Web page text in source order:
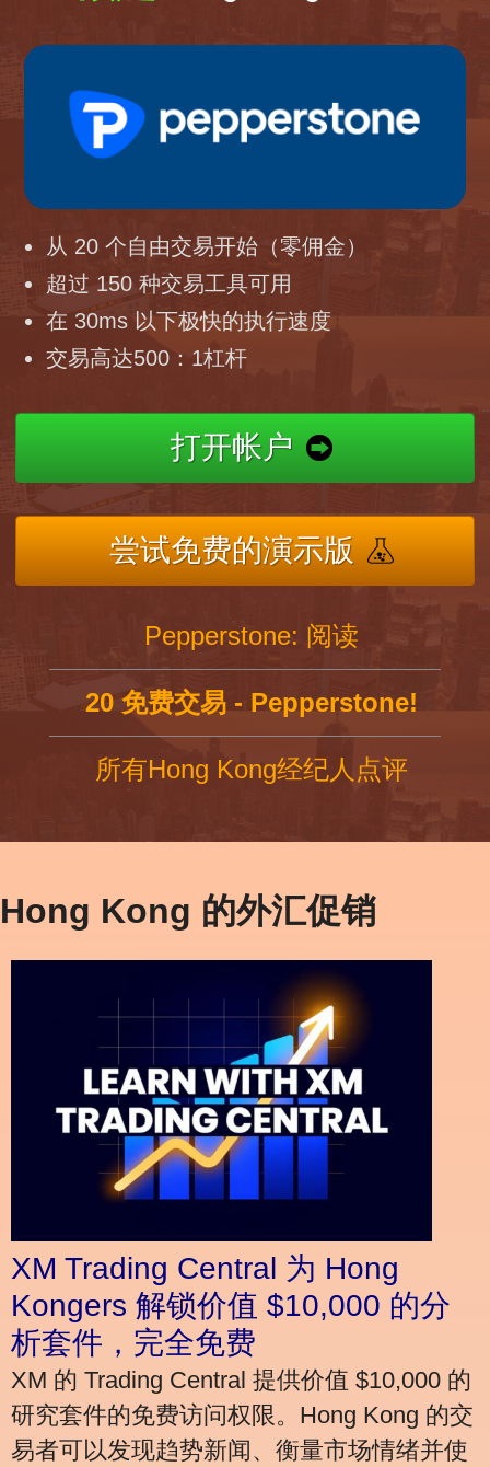
从 20 个自由交易开始（零佣金）
超过 150 种交易工具可用
在 30ms 以下极快的执行速度
交易高达500：1杠杆
打开帐户
尝试免费的演示版
Pepperstone: 阅读
20 免费交易 - Pepperstone!
所有Hong Kong经纪人点评
Hong Kong 的外汇促销
XM Trading Central 为 Hong
Kongers 解锁价值 $10,000 的分
析套件，完全免费
XM 的 Trading Central 提供价值 $10,000 的
研究套件的免费访问权限。Hong Kong 的交
易者可以发现趋势新闻、衡量市场情绪并使